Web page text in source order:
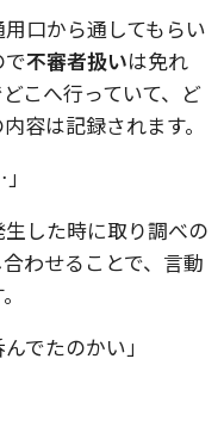
口から通してもらい
不審者扱いは免れ
こへ行っていて、ど
容は記録されます。
した時に取り調べの
わせることで、言動
でたのかい」